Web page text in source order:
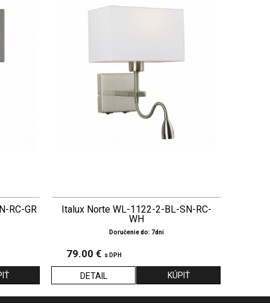
RC-GR
Italux Norte WL-1122-2-BL-SN-RC-
WH
Doručenie do: 7dni
79.00 € s DPH
DETAIL